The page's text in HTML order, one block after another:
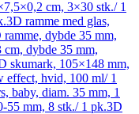
cm, 3×30 stk./ 1
3D ramme med glas,
ramme, dybde 35 mm,
cm, dybde 35 mm,
skumark, 105×148 mm,
effect, hvid, 100 ml/ 1
baby, diam. 35 mm, 1
55 mm, 8 stk./ 1 pk.3D